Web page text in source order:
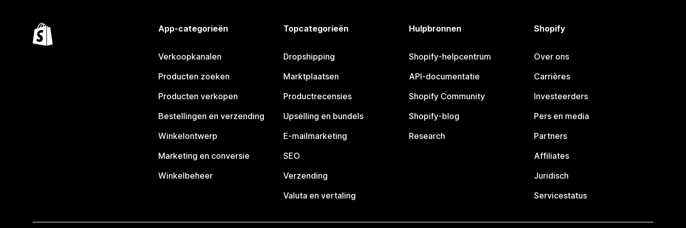
App-categorieën
Verkoopkanalen
Producten zoeken
Producten verkopen
Bestellingen en verzending
Winkelontwerp
Marketing en conversie
Winkelbeheer
Topcategorieën
Dropshipping
Marktplaatsen
Productrecensies
Upselling en bundels
E-mailmarketing
SEO
Verzending
Valuta en vertaling
Hulpbronnen
Shopify-helpcentrum
API-documentatie
Shopify Community
Shopify-blog
Research
Shopify
Over ons
Carrières
Investeerders
Pers en media
Partners
Affiliates
Juridisch
Servicestatus